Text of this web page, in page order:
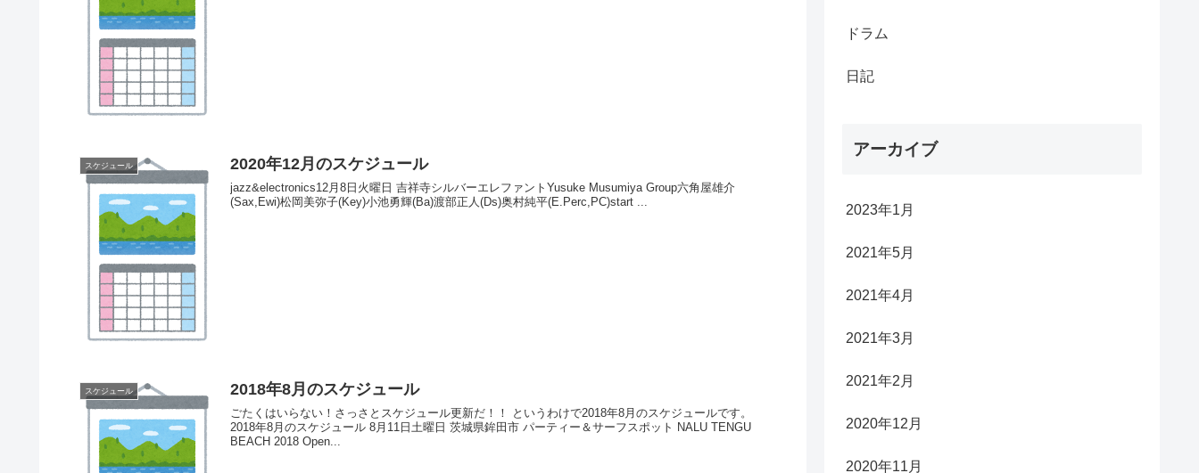
スケジュール 2020年12月のスケジュール
jazz&electronics12月8日火曜日 吉祥寺シルバーエレファントYusuke Musumiya Group六角屋雄介
(Sax,Ewi)松岡美弥子(Key)小池勇輝(Ba)渡部正人(Ds)奥村純平(E.Perc,PC)start ...
スケジュール 2018年8月のスケジュール
ごたくはいらない！さっさとスケジュール更新だ！！ というわけで2018年8月のスケジュールです。
2018年8月のスケジュール 8月11日土曜日 茨城県鉾田市 パーティー＆サーフスポット NALU TENGU
BEACH 2018 Open...
ドラム
日記
アーカイブ
2023年1月
2021年5月
2021年4月
2021年3月
2021年2月
2020年12月
2020年11月